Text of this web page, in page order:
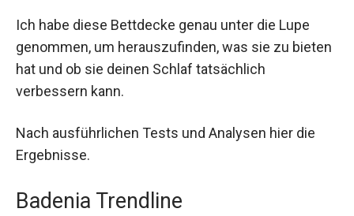
Ich habe diese Bettdecke genau unter die Lupe
genommen, um herauszufinden, was sie zu bieten
hat und ob sie deinen Schlaf tatsächlich
verbessern kann.
Nach ausführlichen Tests und Analysen hier die
Ergebnisse.
Badenia Trendline